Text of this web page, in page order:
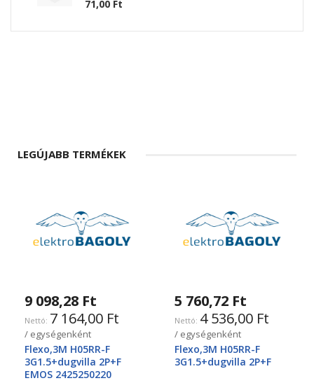
71,00 Ft
LEGÚJABB TERMÉKEK
9 098,28 Ft
7 164,00 Ft
/ egységenként
Flexo,3M H05RR-F
3G1.5+dugvilla 2P+F
EMOS 2425250220
5 760,72 Ft
4 536,00 Ft
/ egységenként
Flexo,3M H05RR-F
3G1.5+dugvilla 2P+F